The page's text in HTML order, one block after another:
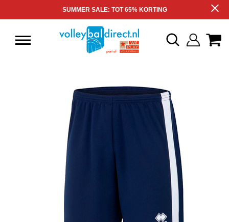
SUMMER SALE: TOT 65% KORTING